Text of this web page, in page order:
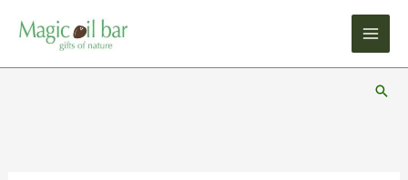
содержимому